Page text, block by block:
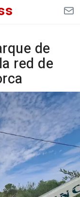
de
red de